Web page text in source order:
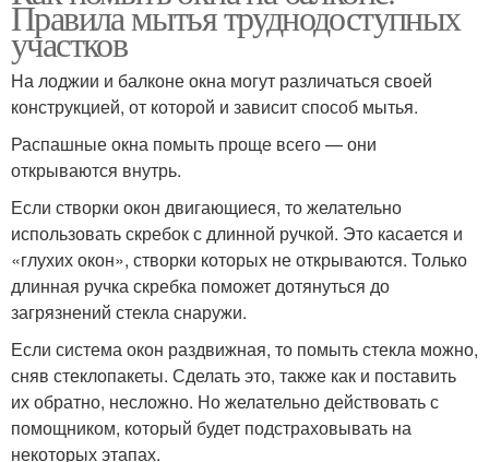
Правила мытья труднодоступных
участков
На лоджии и балконе окна могут различаться своей
конструкцией, от которой и зависит способ мытья.
Распашные окна помыть проще всего — они
открываются внутрь.
Если створки окон двигающиеся, то желательно
использовать скребок с длинной ручкой. Это касается и
«глухих окон», створки которых не открываются. Только
длинная ручка скребка поможет дотянуться до
загрязнений стекла снаружи.
Если система окон раздвижная, то помыть стекла можно,
сняв стеклопакеты. Сделать это, также как и поставить
их обратно, несложно. Но желательно действовать с
помощником, который будет подстраховывать на
некоторых этапах.